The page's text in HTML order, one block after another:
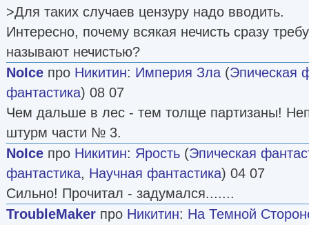
>Для таких случаев цензуру надо вводить.
Интересно, почему всякая нечисть сразу
называют нечистью?
NoIce про Никитин: Империя Зла (Эпическая
фантастика) 08 07
Чем дальше в лес - тем толще партизаны!
штурм части № 3.
NoIce про Никитин: Ярость (Эпическая
фантастика, Научная фантастика) 04 07
Сильно! Прочитал - задумался.......
TroubleMaker про Никитин: На Темной